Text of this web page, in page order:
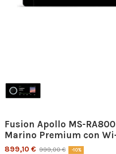
Fusion Apollo MS-
Marino Premium con
899,10 € 999,00 € -10%